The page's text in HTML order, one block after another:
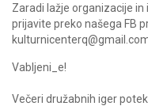
Zaradi lažje organizacije
prijavite preko našega FB
Vabljeni_e!
Večeri družabnih iger